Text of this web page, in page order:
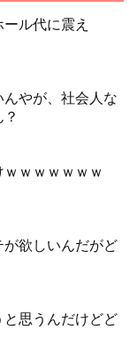
ル代に震え
やが、社会人な
ｗｗｗｗｗｗ
が欲しいんだがど
思うんだけどど